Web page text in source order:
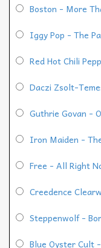
Boston - More
Iggy Pop - The
Red Hot Chili
Daczi Zsolt-
Guthrie Govan -
Iron Maiden -
Free - All Right
Creedence
Steppenwolf -
Blue Oyster Cult